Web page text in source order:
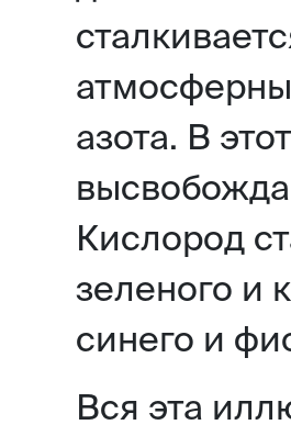
азота. В
Кислород
зеленого и
синего и
Вся эта